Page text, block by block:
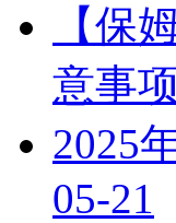
【保
意事
2025
05-21